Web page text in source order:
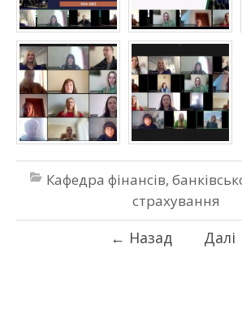
Кафедра фінансів,
страхування
← Назад Далі